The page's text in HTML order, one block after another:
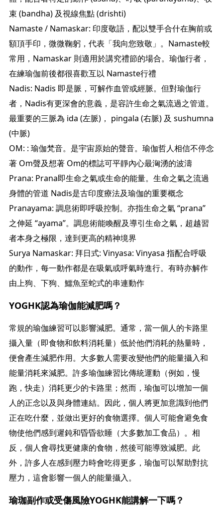
束 (bandha) 及視線焦點 (drishti)
Namaste / Namaskar: 印度敬語，配以雙手合什在胸前或
額頂手印，微微鞠躬，代表「我向您致敬」。Namaste較
常用，Namaskar 則適用於講究禮節的場合。瑜伽行者，
在練瑜伽前後都很喜歡互以 Namaste行禮
Nadis: Nadis 即是脈，可解作血管或經脈。但對瑜伽行
者，Nadis有更深會的意義，是容許生命之氣流過之管道。
最重要的三脈為 ida (左脈)， pingala (右脈) 及 sushumna
(中脈)
OM: : 瑜伽梵音。是宇宙原始的聲音。瑜伽哲人相信不停念
著 Om聲及想著 Om的標誌可平靜內心最洶湧的波濤
Prana: Prana即生命之氣或生命的能量。生命之氣之流過
身體的管道 Nadis是古印度療法及瑜伽的重要概念
Pranayama: 調息術即呼吸控制。亦指生命之氣 “prana”
之伸延 “ayama”。調息術能喚醒及導引生命之氣，超越習
者本身之極限，達到更高的精神境界
Surya Namaskar: 拜日式: Vinyasa: Vinyasa 指配合呼吸
的動作，每一動作都是在吸氣或呼氣時進行。有時亦解作
由上狗、下狗、鱷魚至蛇式的串連動作
YOGHK認為瑜伽能減肥嗎？
常規的瑜伽練習可以影響減肥。通常，當一個人的卡路里
攝入量（即食物和飲料消耗量）低於他們消耗的熱量時，
便會產生減肥作用。大多數人需要改變他們的能量攝入和
能量消耗來減肥。許多瑜伽練習比傳統運動（例如，慢
跑，快走）消耗更少的卡路里；然而，瑜伽可以增加一個
人的正念以及與身體連結。因此，個人將更加意識到他們
正在吃什麼，並做出更好的食物選擇。個人可能會避免食
物使他們感到遲鈍和昏昏欲睡（大多數加工食品）。相
反，個人會尋找更健康的食物，然後可能導致減肥。此
外，許多人在感到壓力時會吃得更多，瑜伽可以幫助對抗
壓力，這會影響一個人的能量攝入。
瑜珈副作或受傷風險YOGHK能講解一下嗎？